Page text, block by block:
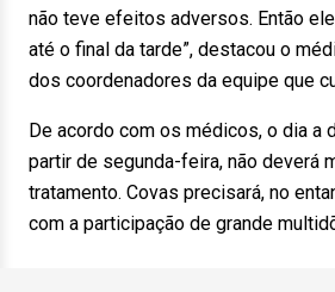
não teve efeitos adversos. Então
até o final da tarde”, destacou o
dos coordenadores da equipe que
De acordo com os médicos, o dia a
partir de segunda-feira, não deverá
tratamento. Covas precisará, no
com a participação de grande